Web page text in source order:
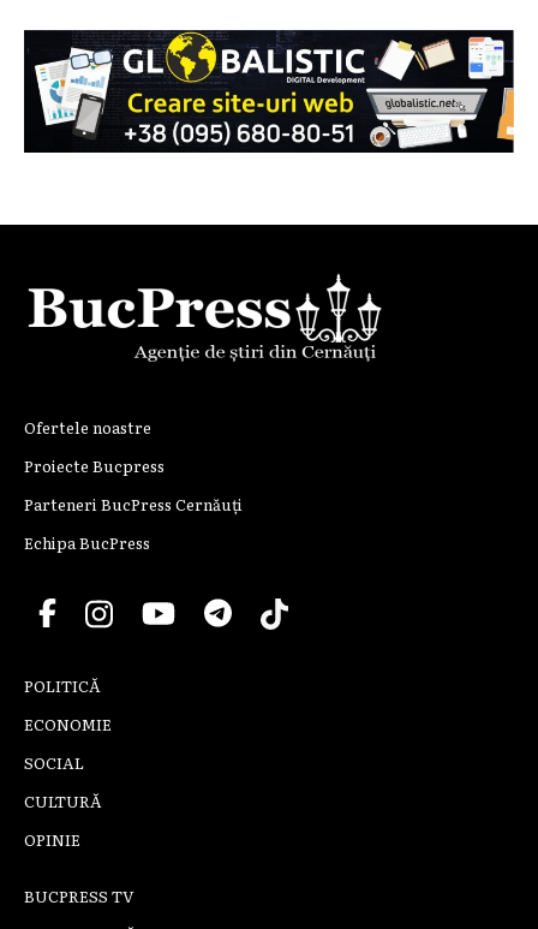
Ofertele noastre
Proiecte Bucpress
Parteneri BucPress Cernăuți
Echipa BucPress
POLITICĂ
ECONOMIE
SOCIAL
CULTURĂ
OPINIE
BUCPRESS TV